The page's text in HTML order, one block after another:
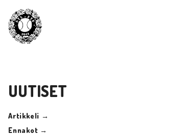
UUTISET
Artikkeli →
Ennakot →